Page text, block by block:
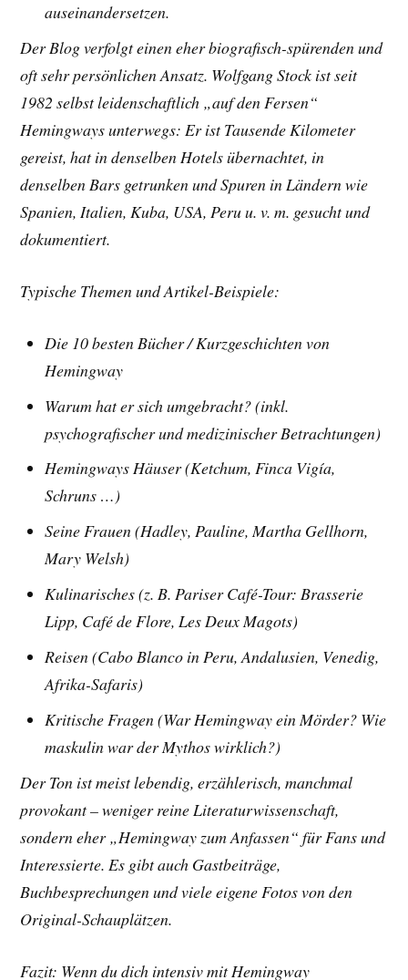
auseinandersetzen.
Der Blog verfolgt einen eher biografisch-spürenden und
oft sehr persönlichen Ansatz. Wolfgang Stock ist seit
1982 selbst leidenschaftlich „auf den Fersen“
Hemingways unterwegs: Er ist Tausende Kilometer
gereist, hat in denselben Hotels übernachtet, in
denselben Bars getrunken und Spuren in Ländern wie
Spanien, Italien, Kuba, USA, Peru u. v. m. gesucht und
dokumentiert.
Typische Themen und Artikel-Beispiele:
Die 10 besten Bücher /Kurzgeschichten von
Hemingway
Warum hat er sich umgebracht? (inkl.
psychografischer und medizinischer Betrachtungen)
Hemingways Häuser (Ketchum, Finca Vigía,
Schruns …)
Seine Frauen (Hadley, Pauline, Martha Gellhorn,
Mary Welsh)
Kulinarisches (z. B. Pariser Café-Tour: Brasserie
Lipp, Café de Flore, Les Deux Magots)
Reisen (Cabo Blanco in Peru, Andalusien, Venedig,
Afrika-Safaris)
Kritische Fragen (War Hemingway ein Mörder? Wie
maskulin war der Mythos wirklich?)
Der Ton ist meist lebendig, erzählerisch, manchmal
provokant – weniger reine Literaturwissenschaft,
sondern eher „Hemingway zum Anfassen“ für Fans und
Interessierte. Es gibt auch Gastbeiträge,
Buchbesprechungen und viele eigene Fotos von den
Original-Schauplätzen.
Fazit: Wenn du dich intensiv mit Hemingway